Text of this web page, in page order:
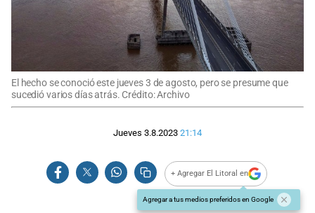
El hecho se conoció este jueves 3 de agosto, pero se presume que
sucedió varios días atrás. Crédito: Archivo
Jueves 3.8.2023 21:14
+ Agregar El Litoral en
Agregar a tus medios preferidos en Google